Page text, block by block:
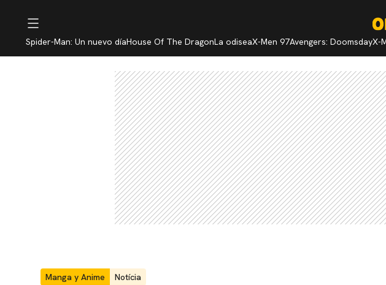
Spider-Man: Un nuevo díaHouse Of The DragonLa odiseaX-Men 97Avengers: DoomsdayX-
Manga y Anime Notícia